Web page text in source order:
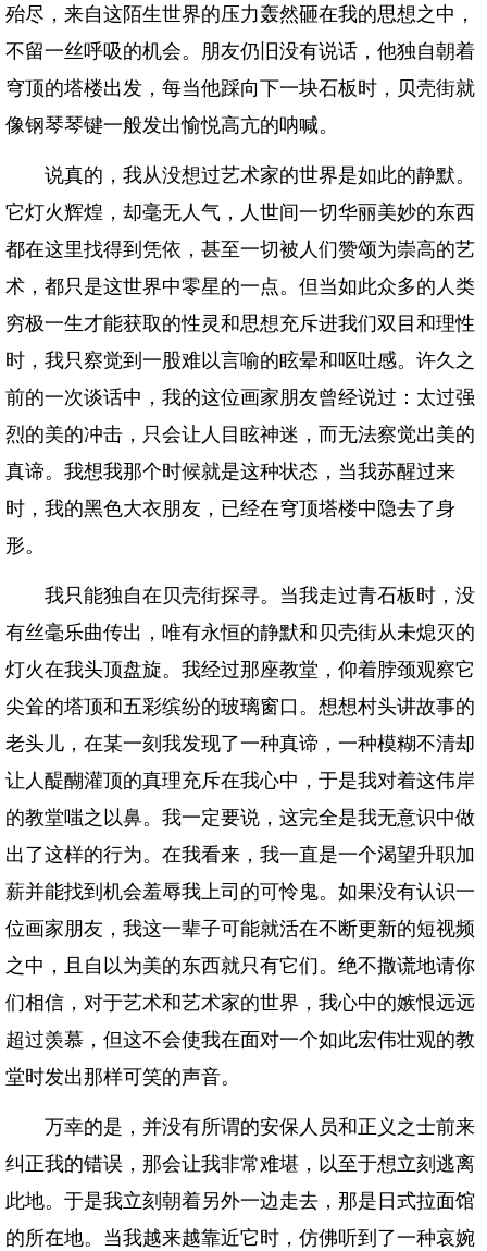
殆尽，来自这陌生世界的压力轰然砸在我的思想之中，
不留一丝呼吸的机会。朋友仍旧没有说话，他独自朝着
穹顶的塔楼出发，每当他踩向下一块石板时，贝壳街就
像钢琴琴键一般发出愉悦高亢的呐喊。
说真的，我从没想过艺术家的世界是如此的静默。
它灯火辉煌，却毫无人气，人世间一切华丽美妙的东西
都在这里找得到凭依，甚至一切被人们赞颂为崇高的艺
术，都只是这世界中零星的一点。但当如此众多的人类
穷极一生才能获取的性灵和思想充斥进我们双目和理性
时，我只察觉到一股难以言喻的眩晕和呕吐感。许久之
前的一次谈话中，我的这位画家朋友曾经说过：太过强
烈的美的冲击，只会让人目眩神迷，而无法察觉出美的
真谛。我想我那个时候就是这种状态，当我苏醒过来
时，我的黑色大衣朋友，已经在穹顶塔楼中隐去了身
形。
我只能独自在贝壳街探寻。当我走过青石板时，没
有丝毫乐曲传出，唯有永恒的静默和贝壳街从未熄灭的
灯火在我头顶盘旋。我经过那座教堂，仰着脖颈观察它
尖耸的塔顶和五彩缤纷的玻璃窗口。想想村头讲故事的
老头儿，在某一刻我发现了一种真谛，一种模糊不清却
让人醍醐灌顶的真理充斥在我心中，于是我对着这伟岸
的教堂嗤之以鼻。我一定要说，这完全是我无意识中做
出了这样的行为。在我看来，我一直是一个渴望升职加
薪并能找到机会羞辱我上司的可怜鬼。如果没有认识一
位画家朋友，我这一辈子可能就活在不断更新的短视频
之中，且自以为美的东西就只有它们。绝不撒谎地请你
们相信，对于艺术和艺术家的世界，我心中的嫉恨远远
超过羡慕，但这不会使我在面对一个如此宏伟壮观的教
堂时发出那样可笑的声音。
万幸的是，并没有所谓的安保人员和正义之士前来
纠正我的错误，那会让我非常难堪，以至于想立刻逃离
此地。于是我立刻朝着另外一边走去，那是日式拉面馆
的所在地。当我越来越靠近它时，仿佛听到了一种哀婉